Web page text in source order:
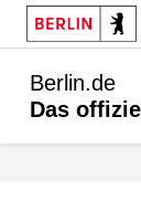
Berlin.de
Das